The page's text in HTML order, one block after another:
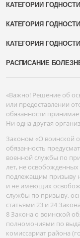
КАТЕГОРИИ ГОДНОСТИ
КАТЕГОРИЯ
КАТЕГОРИЯ
РАСПИСАНИЕ
«Важно! Решение об
или предоставлении
обязанности
Ни одна другая
Законом «О воинской
обязанность
военной службы по
лет, не
подлежащим призыву
и не имеющих
службы по призыву,
статьями 23 и 24
8 Закона о воинской
полномочиями по
комиссариат района